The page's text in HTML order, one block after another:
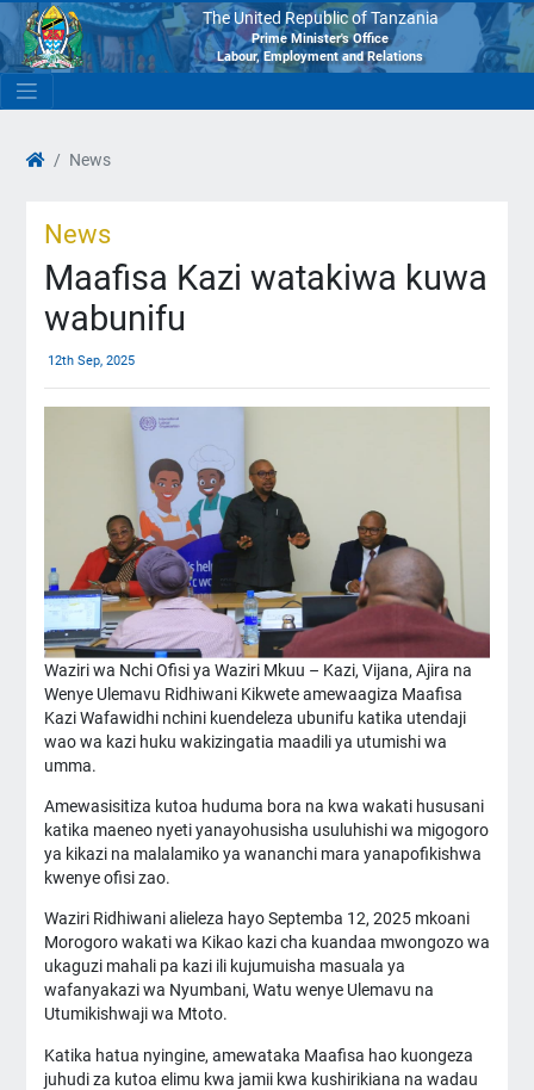
The United Republic of Tanzania
Prime Minister's Office
Labour, Employment and Relations
News
News
Maafisa Kazi watakiwa kuwa
wabunifu
12th Sep, 2025
Waziri wa Nchi Ofisi ya Waziri Mkuu – Kazi, Vijana, Ajira na
Wenye Ulemavu Ridhiwani Kikwete amewaagiza Maafisa
Kazi Wafawidhi nchini kuendeleza ubunifu katika utendaji
wao wa kazi huku wakizingatia maadili ya utumishi wa
umma.
Amewasisitiza kutoa huduma bora na kwa wakati hususani
katika maeneo nyeti yanayohusisha usuluhishi wa migogoro
ya kikazi na malalamiko ya wananchi mara yanapofikishwa
kwenye ofisi zao.
Waziri Ridhiwani alieleza hayo Septemba 12, 2025 mkoani
Morogoro wakati wa Kikao kazi cha kuandaa mwongozo wa
ukaguzi mahali pa kazi ili kujumuisha masuala ya
wafanyakazi wa Nyumbani, Watu wenye Ulemavu na
Utumikishwaji wa Mtoto.
Katika hatua nyingine, amewataka Maafisa hao kuongeza
juhudi za kutoa elimu kwa jamii kwa kushirikiana na wadau